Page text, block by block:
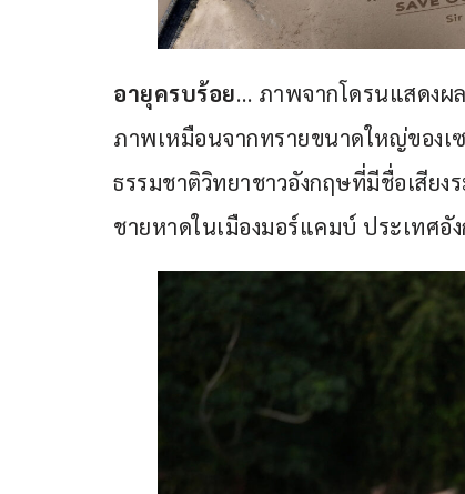
อายุครบร้อย… ภาพจากโดรนแสดงผ
ภาพเหมือนจากทรายขนาดใหญ่ของเ
ธรรมชาติวิทยาชาวอังกฤษที่มีชื่อเสียง
ชายหาดในเมืองมอร์แคมบ์ ประเทศอั